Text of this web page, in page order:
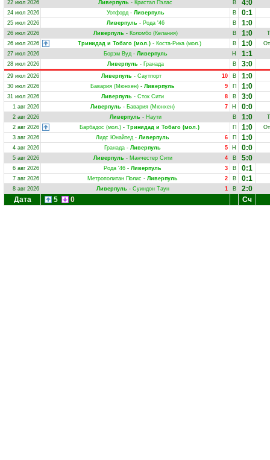
22 июл 2026 Ливерпуль - Кристал Пэлас В 4:0
24 июл 2026 Уотфорд- Ливерпуль В 0:1
25 июл 2026 Ливерпуль- Рода '46 В 1:0
26 июл 2026 Ливерпуль - Коломбо (Келания) В 1:0
26 июл 2026
Тринидад и Тобаго (мол.) - Коста-Рика (мол.) В 1:0
27 июл 2026
Борэм Вуд- Ливерпуль Н 1:1
28 июл 2026 Ливерпуль- Гранада В 3:0
29 июл 2026 10
Ливерпуль- Саутпорт В 1:0
30 июл 2026 9
Бавария (Мюнхен) - Ливерпуль П 1:0
31 июл 2026 8
Ливерпуль - Сток Сити В 3:0
1 авг 2026 7
Ливерпуль - Бавария (Мюнхен) Н 0:0
2 авг 2026 Ливерпуль - Наути В 1:0
2 авг 2026
Барбадос (мол.) - Тринидад и Тобаго (мол.) П 1:0
3 авг 2026
6
Лидс Юнайтед - Ливерпуль П 1:0
4 авг 2026 5
Гранада - Ливерпуль Н 0:0
5 авг 2026 4
Ливерпуль - Манчестер Сити В 5:0
6 авг 2026 3
Рода '46 - Ливерпуль В 0:1
7 авг 2026 2
Метрополитан Полис - Ливерпуль В 0:1
8 авг 2026 1
Ливерпуль - Суиндон Таун В
2:0
Дата
5 0 Сч